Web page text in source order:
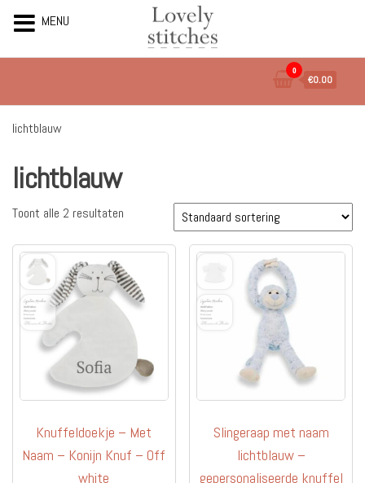
de
inhoud
0
€0.00
lichtblauw
lichtblauw
Toont alle 2 resultaten
Knuffeldoekje – Met
Naam – Konijn Knuf – Off
white
Slingeraap met naam
lichtblauw –
gepersonaliseerde knuffel
MENU